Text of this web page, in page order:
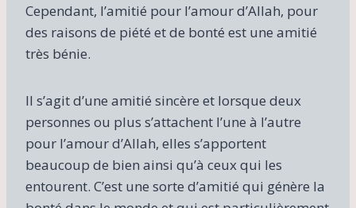
Cependant, l’amitié pour l’amour d’Allah, pour
des raisons de piété et de bonté est une amitié
très bénie.
Il s’agit d’une amitié sincère et lorsque deux
personnes ou plus s’attachent l’une à l’autre
pour l’amour d’Allah, elles s’apportent
beaucoup de bien ainsi qu’à ceux qui les
entourent. C’est une sorte d’amitié qui génère la